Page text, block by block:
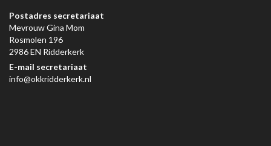
Postadres secretariaat
Mevrouw Gina Mom
Rosmolen 196
2986 EN Ridderkerk
E-mail secretariaat
info@okkridderkerk.nl